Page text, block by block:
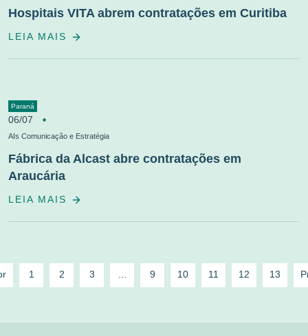
Hospitais VITA abrem contratações em Curitiba
LEIA MAIS
Paraná
06/07
AIs Comunicação e Estratégia
Fábrica da Alcast abre contratações em
Araucária
LEIA MAIS
1 2 3 9 10 11 12 13